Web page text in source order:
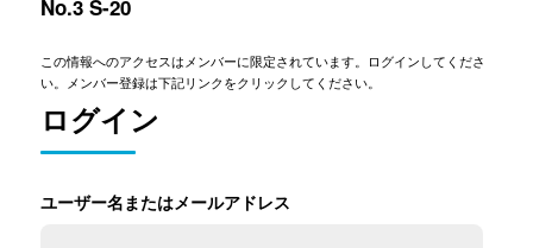
No.3 S-20
この情報へのアクセスはメンバーに限定されています。ログインしてくださ
い。メンバー登録は下記リンクをクリックしてください。
ログイン
ユーザー名またはメールアドレス